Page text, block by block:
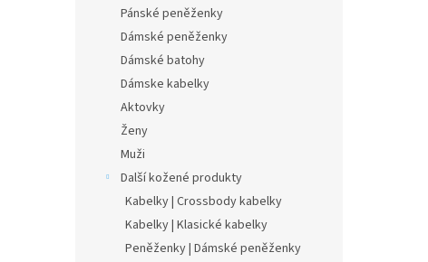
Pánské peněženky
Dámské peněženky
Dámské batohy
Dámske kabelky
Aktovky
Ženy
Muži
Další kožené produkty
Kabelky | Crossbody kabelky
Kabelky | Klasické kabelky
Peněženky | Dámské peněženky